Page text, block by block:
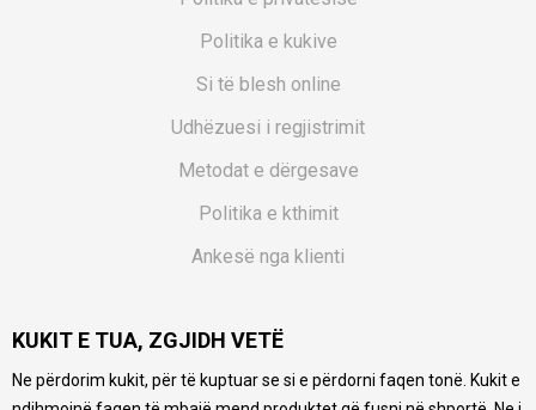
Politika e kukive
Si të blesh online
Udhëzuesi i regjistrimit
Metodat e dërgesave
Politika e kthimit
Ankesë nga klienti
Pyetjet më të shpeshta
Ne bëjmë çmos që të ofrojmë një përshkrim sa më të saktë
KUKIT E TUA, ZGJIDH VETË
Ne përdorim kukit, për të kuptuar se si e përdorni faqen tonë. Kukit e